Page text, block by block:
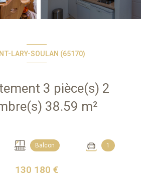
LARY-SOULAN (65170)
3 pièce(s) 2
chambre(s) 38.59 m²
Balcon 1
130 180 €